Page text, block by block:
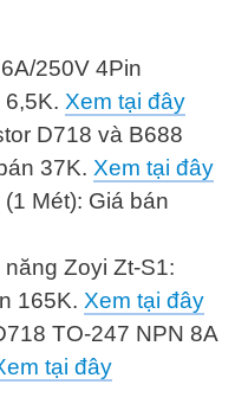
250V 4Pin
Xem tại đây
D718 và B688
37K. Xem tại đây
Mét): Giá bán
Zoyi Zt-S1:
165K. Xem tại đây
TO-247 NPN 8A
tại đây